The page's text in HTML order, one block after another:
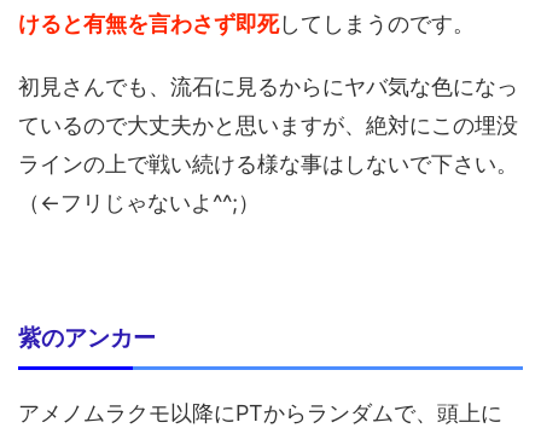
けると有無を言わさず即死してしまうのです。
初見さんでも、流石に見るからにヤバ気な色になっ
ているので大丈夫かと思いますが、絶対にこの埋没
ラインの上で戦い続ける様な事はしないで下さい。
（←フリじゃないよ^^;）
紫のアンカー
アメノムラクモ以降にPTからランダムで、頭上に